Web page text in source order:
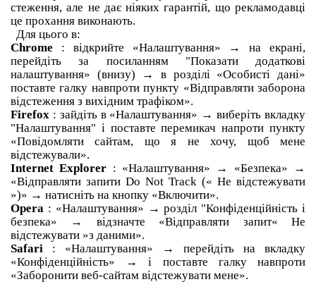
стеження, але не дає ніяких гарантій, що рекламодавці
це прохання виконають.
Для цього в:
Chrome : відкрийте «Налаштування» → на екрані,
перейдіть за посиланням "Показати додаткові
налаштування» (внизу) → в розділі «Особисті дані»
поставте галку навпроти пункту «Відправляти заборона
відстеження з вихідним трафіком».
Firefox : зайдіть в «Налаштування» → виберіть вкладку
"Налаштування" і поставте перемикач напроти пункту
«Повідомляти сайтам, що я не хочу, щоб мене
відстежували».
Internet Explorer : «Налаштування» → «Безпека» →
«Відправляти запити Do Not Track (« Не відстежувати
»)» → натисніть на кнопку «Включити».
Opera : «Налаштування» → розділ "Конфіденційність і
безпека» → відзначте «Відправляти запит« Не
відстежувати »з даними».
Safari : «Налаштування» → перейдіть на вкладку
«Конфіденційність» → і поставте галку навпроти
«Заборонити веб-сайтам відстежувати мене».